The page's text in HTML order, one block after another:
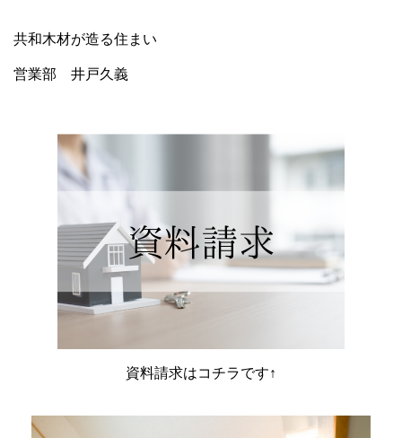
共和木材が造る住まい
営業部 井戸久義
資料請求はコチラです↑